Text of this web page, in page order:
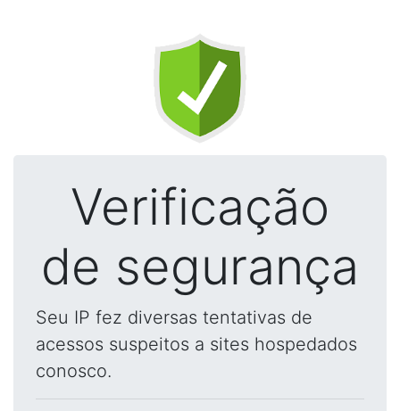
Verificação
de segurança
Seu IP fez diversas tentativas de
acessos suspeitos a sites hospedados
conosco.